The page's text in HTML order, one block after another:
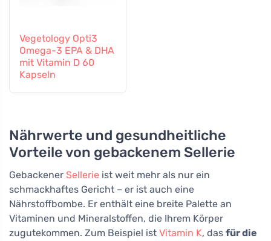
Vegetology Opti3
Omega-3 EPA & DHA
mit Vitamin D 60
Kapseln
Nährwerte und gesundheitliche
Vorteile von gebackenem Sellerie
Gebackener Sellerie ist weit mehr als nur ein
schmackhaftes Gericht – er ist auch eine
Nährstoffbombe. Er enthält eine breite Palette an
Vitaminen und Mineralstoffen, die Ihrem Körper
zugutekommen. Zum Beispiel ist Vitamin K, das für die